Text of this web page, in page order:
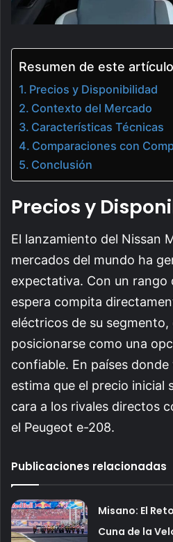
Resumen de este artículo
Precios y Disponibilidad
Contexto del Mercado
Características Técnicas
Comparaciones con
Conclusión
Precios y
El lanzamiento del Nissan
mercados del mundo ha
expectativa. Con un rango
espera compita
eléctricos de su segmento,
posicionarse como una
confiable. En países
estima que el precio inicial
cara a los rivales directos
el Peugeot e-208.
Publicaciones relacionadas
Misano: El
Cuna de la